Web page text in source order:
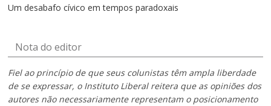
Um desabafo cívico em tempos paradoxais
Nota do editor
Fiel ao princípio de que seus colunistas têm ampla liberdade
de se expressar, o Instituto Liberal reitera que as opiniões dos
autores não necessariamente representam o posicionamento